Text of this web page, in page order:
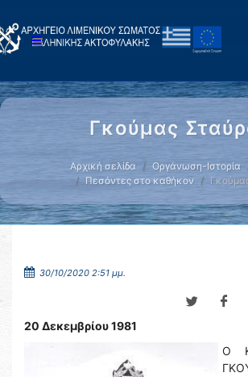
Γκούμας
Αρχική σελίδα Οργάνωση-Ιστορία
Πεσόντες στο καθήκον
30/10/2020 2:51 μμ.
20 Δεκεμβρίου 1981
Ο